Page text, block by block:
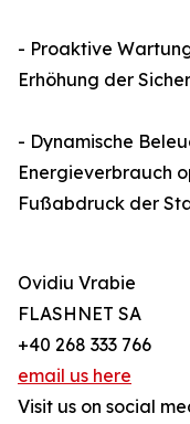
- Proaktive
Erhöhung der
- Dynamische
Energieverbrauch
Fußabdruck der
Ovidiu Vrabie
FLASHNET SA
+40 268 333 766
email us here
Visit us on social